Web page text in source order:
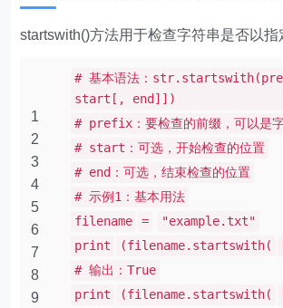
startswith()方法用于检查字符串是否以指
1
2
3
4
5
6
7
8
9
# 基本语法：
start[, end]])
# prefix：要检查的前缀，可以是
# start：可选，开始检查的位置
# end：可选，结束检查的位置
# 示例1：基本用法
filename
=
"example.txt"
print
(filename.startswith(
# 输出：True
print
(filename.startswith(